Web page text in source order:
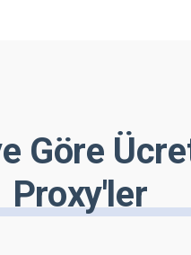
Göre
Proxy'ler